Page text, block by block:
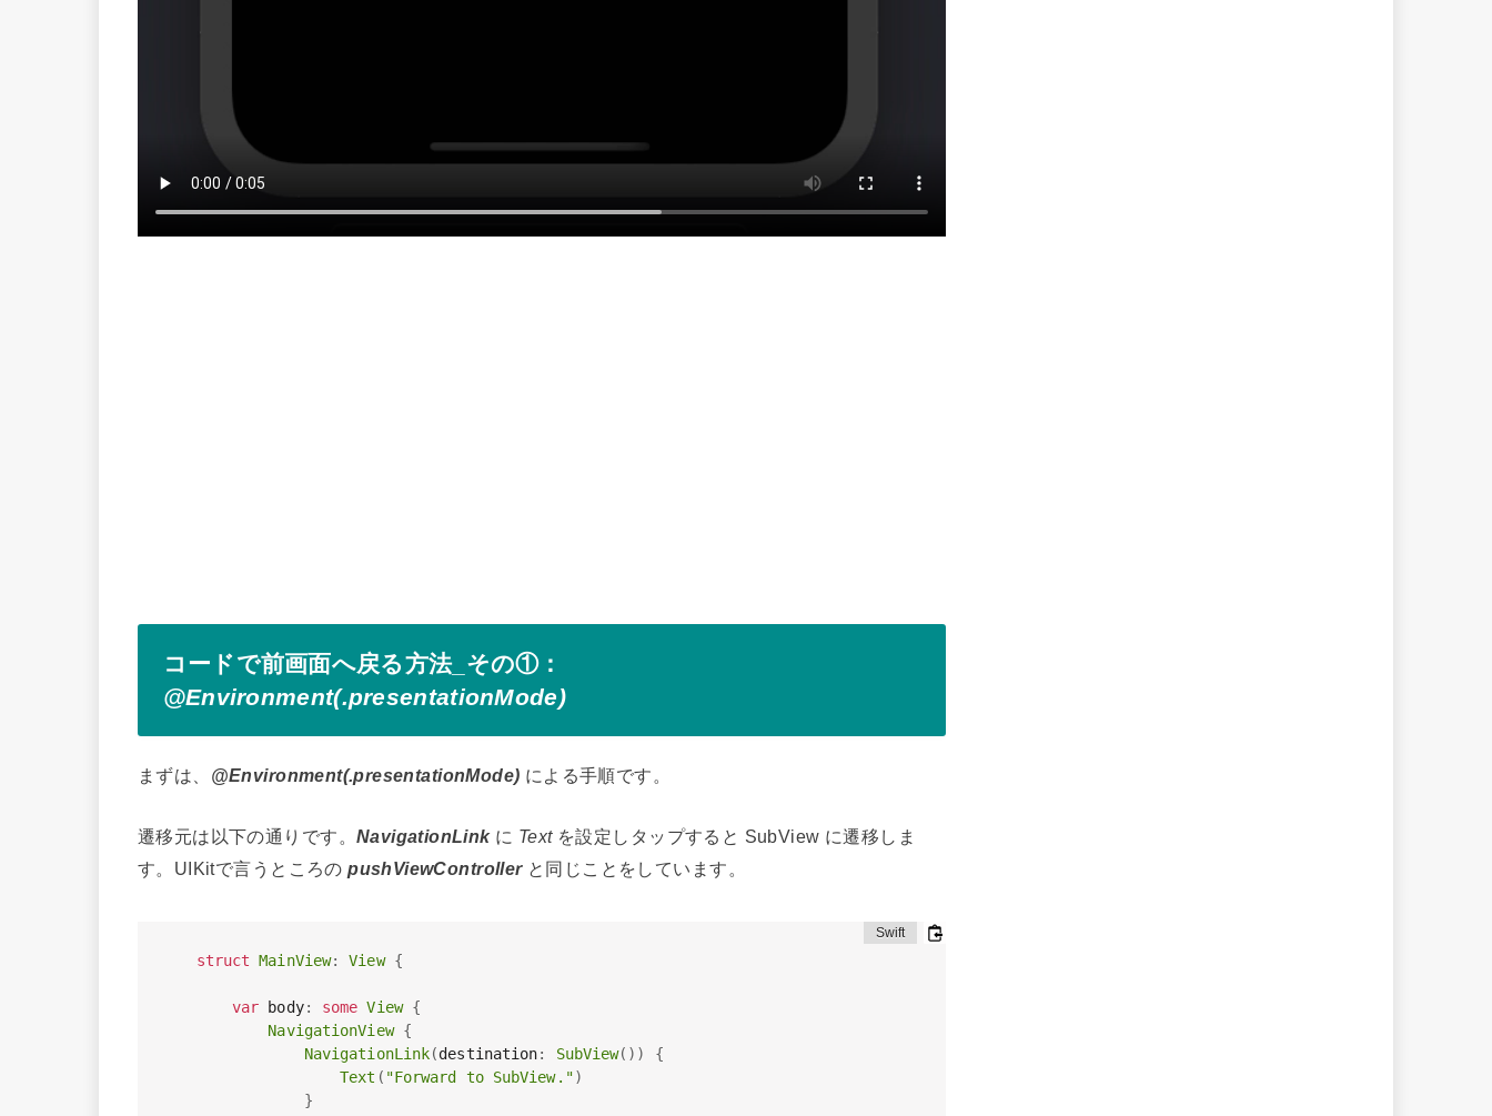
コードで前画面へ戻る方法_その①：
@Environment(.presentationMode)
まずは、 @Environment(.presentationMode) による手順です。
遷移元は以下の通りです。 NavigationLinkに Textを設定しタップすると SubView に遷移しま
す。UIKitで言うところのpushViewController と同じことをしています。
struct MainView: View {
var body: some View {
NavigationView {
NavigationLink(destination: SubView( ) )
{
Text ( "Forward to SubView.")
}